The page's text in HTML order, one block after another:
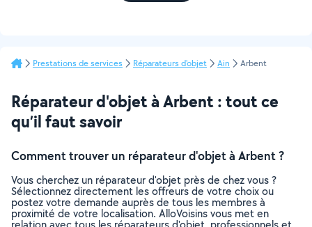
Prestations de services Réparateurs d'objet Ain Arbent
Réparateur d'objet à Arbent : tout ce
qu’il faut savoir
Comment trouver un réparateur d'objet à Arbent ?
Vous cherchez un réparateur d'objet près de chez vous ?
Sélectionnez directement les offreurs de votre choix ou
postez votre demande auprès de tous les membres à
proximité de votre localisation. AlloVoisins vous met en